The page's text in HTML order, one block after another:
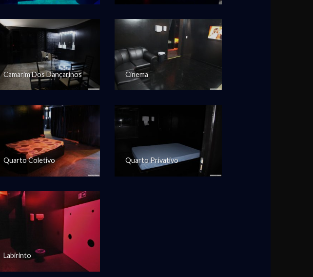
Camarim Dos Dançarinos Cinema
Quarto Coletivo Quarto Privativo
Labirinto